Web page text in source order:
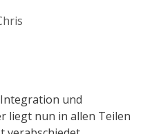
und
liegt nun in allen Teilen